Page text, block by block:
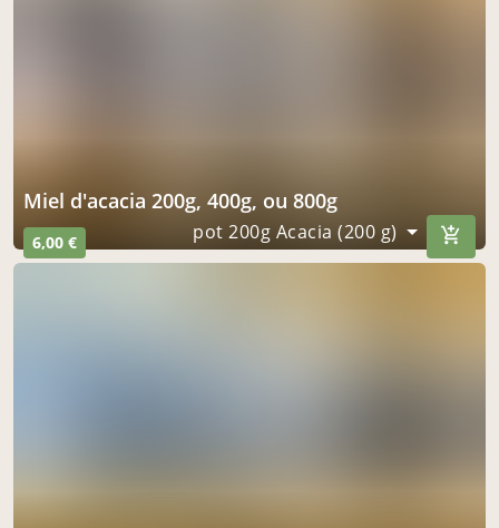
miel d'acacia 200g, 400g, ou 800g
6,00 € pot 200g Acacia (200 g)